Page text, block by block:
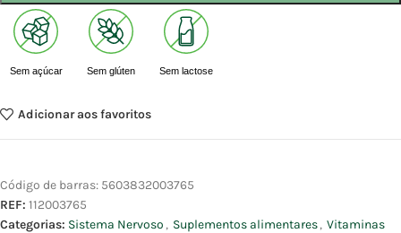
Sem açúcar Sem glúten Sem lactose
Adicionar aos favoritos
Código de barras: 5603832003765
REF: 112003765
Categorias: Sistema Nervoso , Suplementos alimentares, Vitaminas